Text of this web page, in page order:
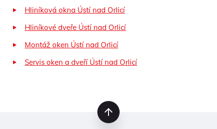
Hliníková okna Ústí nad Orlicí
Hliníkové dveře Ústí nad Orlicí
Montáž oken Ústí nad Orlicí
Servis oken a dveří Ústí nad Orlicí